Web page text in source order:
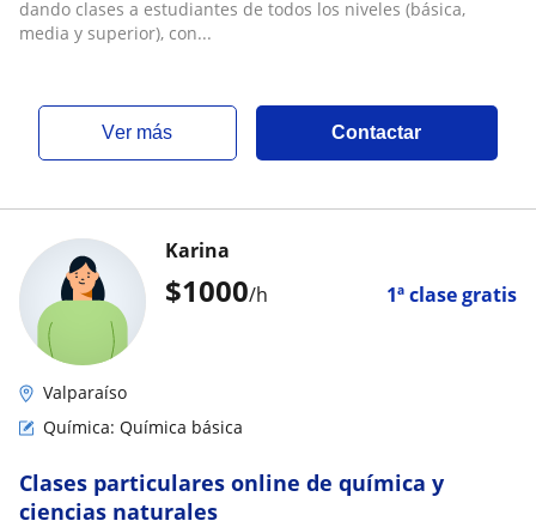
dando clases a estudiantes de todos los niveles (básica,
media y superior), con...
ver más Contactar
$1000/h 1ª clase gratis
Karina
Valparaíso
Química: Química básica
Clases particulares online de química y
ciencias naturales